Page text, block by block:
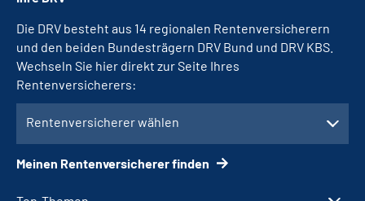
Die DRV besteht aus 14 regionalen Rentenversicherern
und den beiden Bundesträgern DRV Bund und DRV KBS.
Wechseln Sie hier direkt zur Seite Ihres
Rentenversicherers:
Rentenversicherer wählen
Meinen Rentenversicherer finden